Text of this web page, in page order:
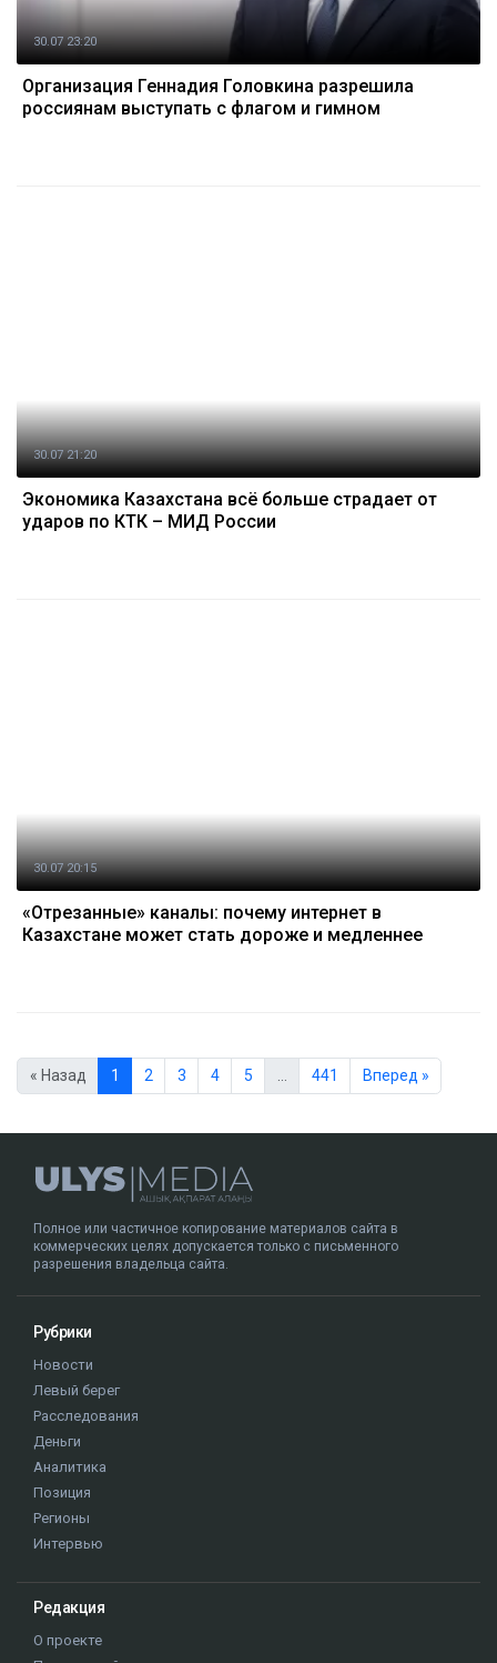
30.07 23:20
Организация Геннадия Головкина разрешила
россиянам выступать с флагом и гимном
30.07 21:20
Экономика Казахстана всё больше страдает от
ударов по КТК – МИД России
30.07 20:15
«Отрезанные» каналы: почему интернет в
Казахстане может стать дороже и медленнее
« Назад 1 2 3 4 5 … 441 Вперед »
Полное или частичное копирование материалов сайта в
коммерческих целях допускается только с письменного
разрешения владельца сайта.
Рубрики
Новости
Левый берег
Расследования
Деньги
Аналитика
Позиция
Регионы
Интервью
Редакция
О проекте